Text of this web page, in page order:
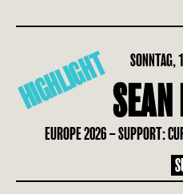
SONNTAG,
HIGHLIGHTSEAN
EUROPE 2026 – SUPPORT: